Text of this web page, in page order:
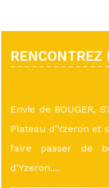
RENCONTREZ
Envie de BOUGER,
Plateau d'Yzeron et
faire passer de
d'Yzeron....